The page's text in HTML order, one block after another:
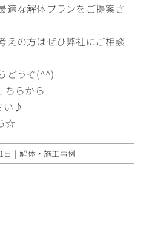
適な解体プランをご提案さ
えの方はぜひ弊社にご相談
どうぞ(^^)
ちらから
い♪
☆
日 | 解体・施工事例